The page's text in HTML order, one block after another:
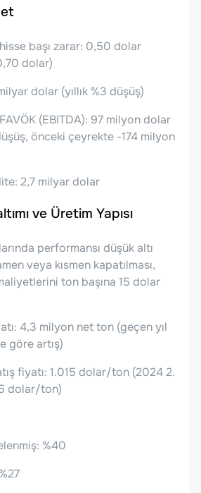
başı zarar: 0,50 dolar
dolar)
dolar (yıllık %3 düşüş)
(EBITDA): 97 milyon dolar
önceki çeyrekte -174 milyon
2,7 milyar dolar
ve Üretim Yapısı
performansı düşük altı
veya kısmen kapatılması,
ton başına 15 dolar
4,3 milyon net ton (geçen yıl
göre artış)
fiyatı: 1.015 dolar/ton (2024 2.
dolar/ton)
%40